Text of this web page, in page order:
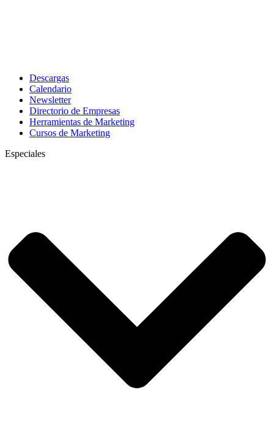
Descargas
Calendario
Newsletter
Directorio de Empresas
Herramientas de Marketing
Cursos de Marketing
Especiales